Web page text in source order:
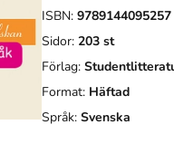
ISBN: 9789144095257
Sidor: 203 st
Förlag:
Format: Häftad
Språk: Svenska